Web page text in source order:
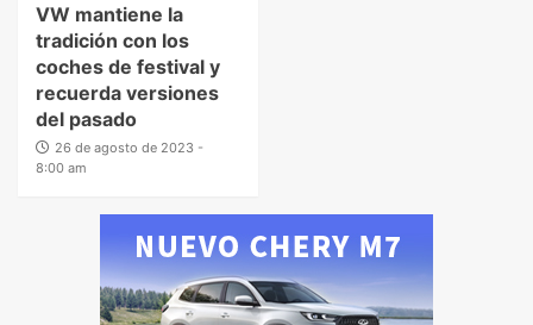
VW mantiene la
tradición con los
coches de festival y
recuerda versiones
del pasado
26 de agosto de 2023 -
8:00 am